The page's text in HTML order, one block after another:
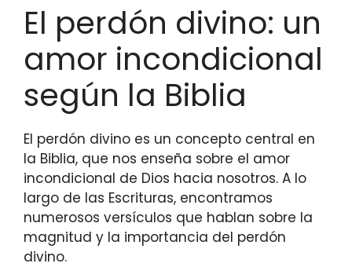
El perdón divino: un
amor incondicional
según la Biblia
El perdón divino es un concepto central en
la Biblia, que nos enseña sobre el amor
incondicional de Dios hacia nosotros. A lo
largo de las Escrituras, encontramos
numerosos versículos que hablan sobre la
magnitud y la importancia del perdón
divino.